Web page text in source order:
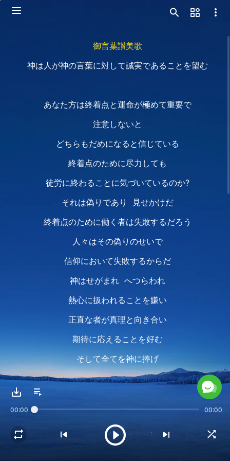
御言葉讃美歌
神は人が神の言葉に対して誠実であることを望む
あなた方は終着点と運命が極めて重要で
注意しないと
どちらもだめになると信じている
終着点のために尽力しても
徒労に終わることに気づいているのか?
それは偽りであり 見せかけだ
終着点のために働く者は失敗するだろう
人々はその偽りのせいで
信仰において失敗するからだ
神はせがまれ へつらわれ
熱心に扱われることを嫌い
正直な者が真理と向き合い
期待に応えることを好む
そして全てを神に捧げ
神の心への注意と配慮を示すことを好む
神は積極的な向上心を傷つけたり
00:00 00:00